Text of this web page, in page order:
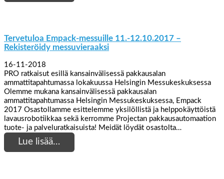
Tervetuloa Empack-messuille 11.-12.10.2017 –
Rekisteröidy messuvieraaksi
16-11-2018
PRO ratkaisut esillä kansainvälisessä pakkausalan
ammattitapahtumassa lokakuussa Helsingin Messukeskuksessa
Olemme mukana kansainvälisessä pakkausalan
ammattitapahtumassa Helsingin Messukeskuksessa, Empack
2017 Osastollamme esittelemme yksilöllistä ja helppokäyttöistä
lavausrobotiikkaa sekä kerromme Projectan pakkausautomaation
tuote- ja palveluratkaisuista! Meidät löydät osastolta…
Lue lisää…